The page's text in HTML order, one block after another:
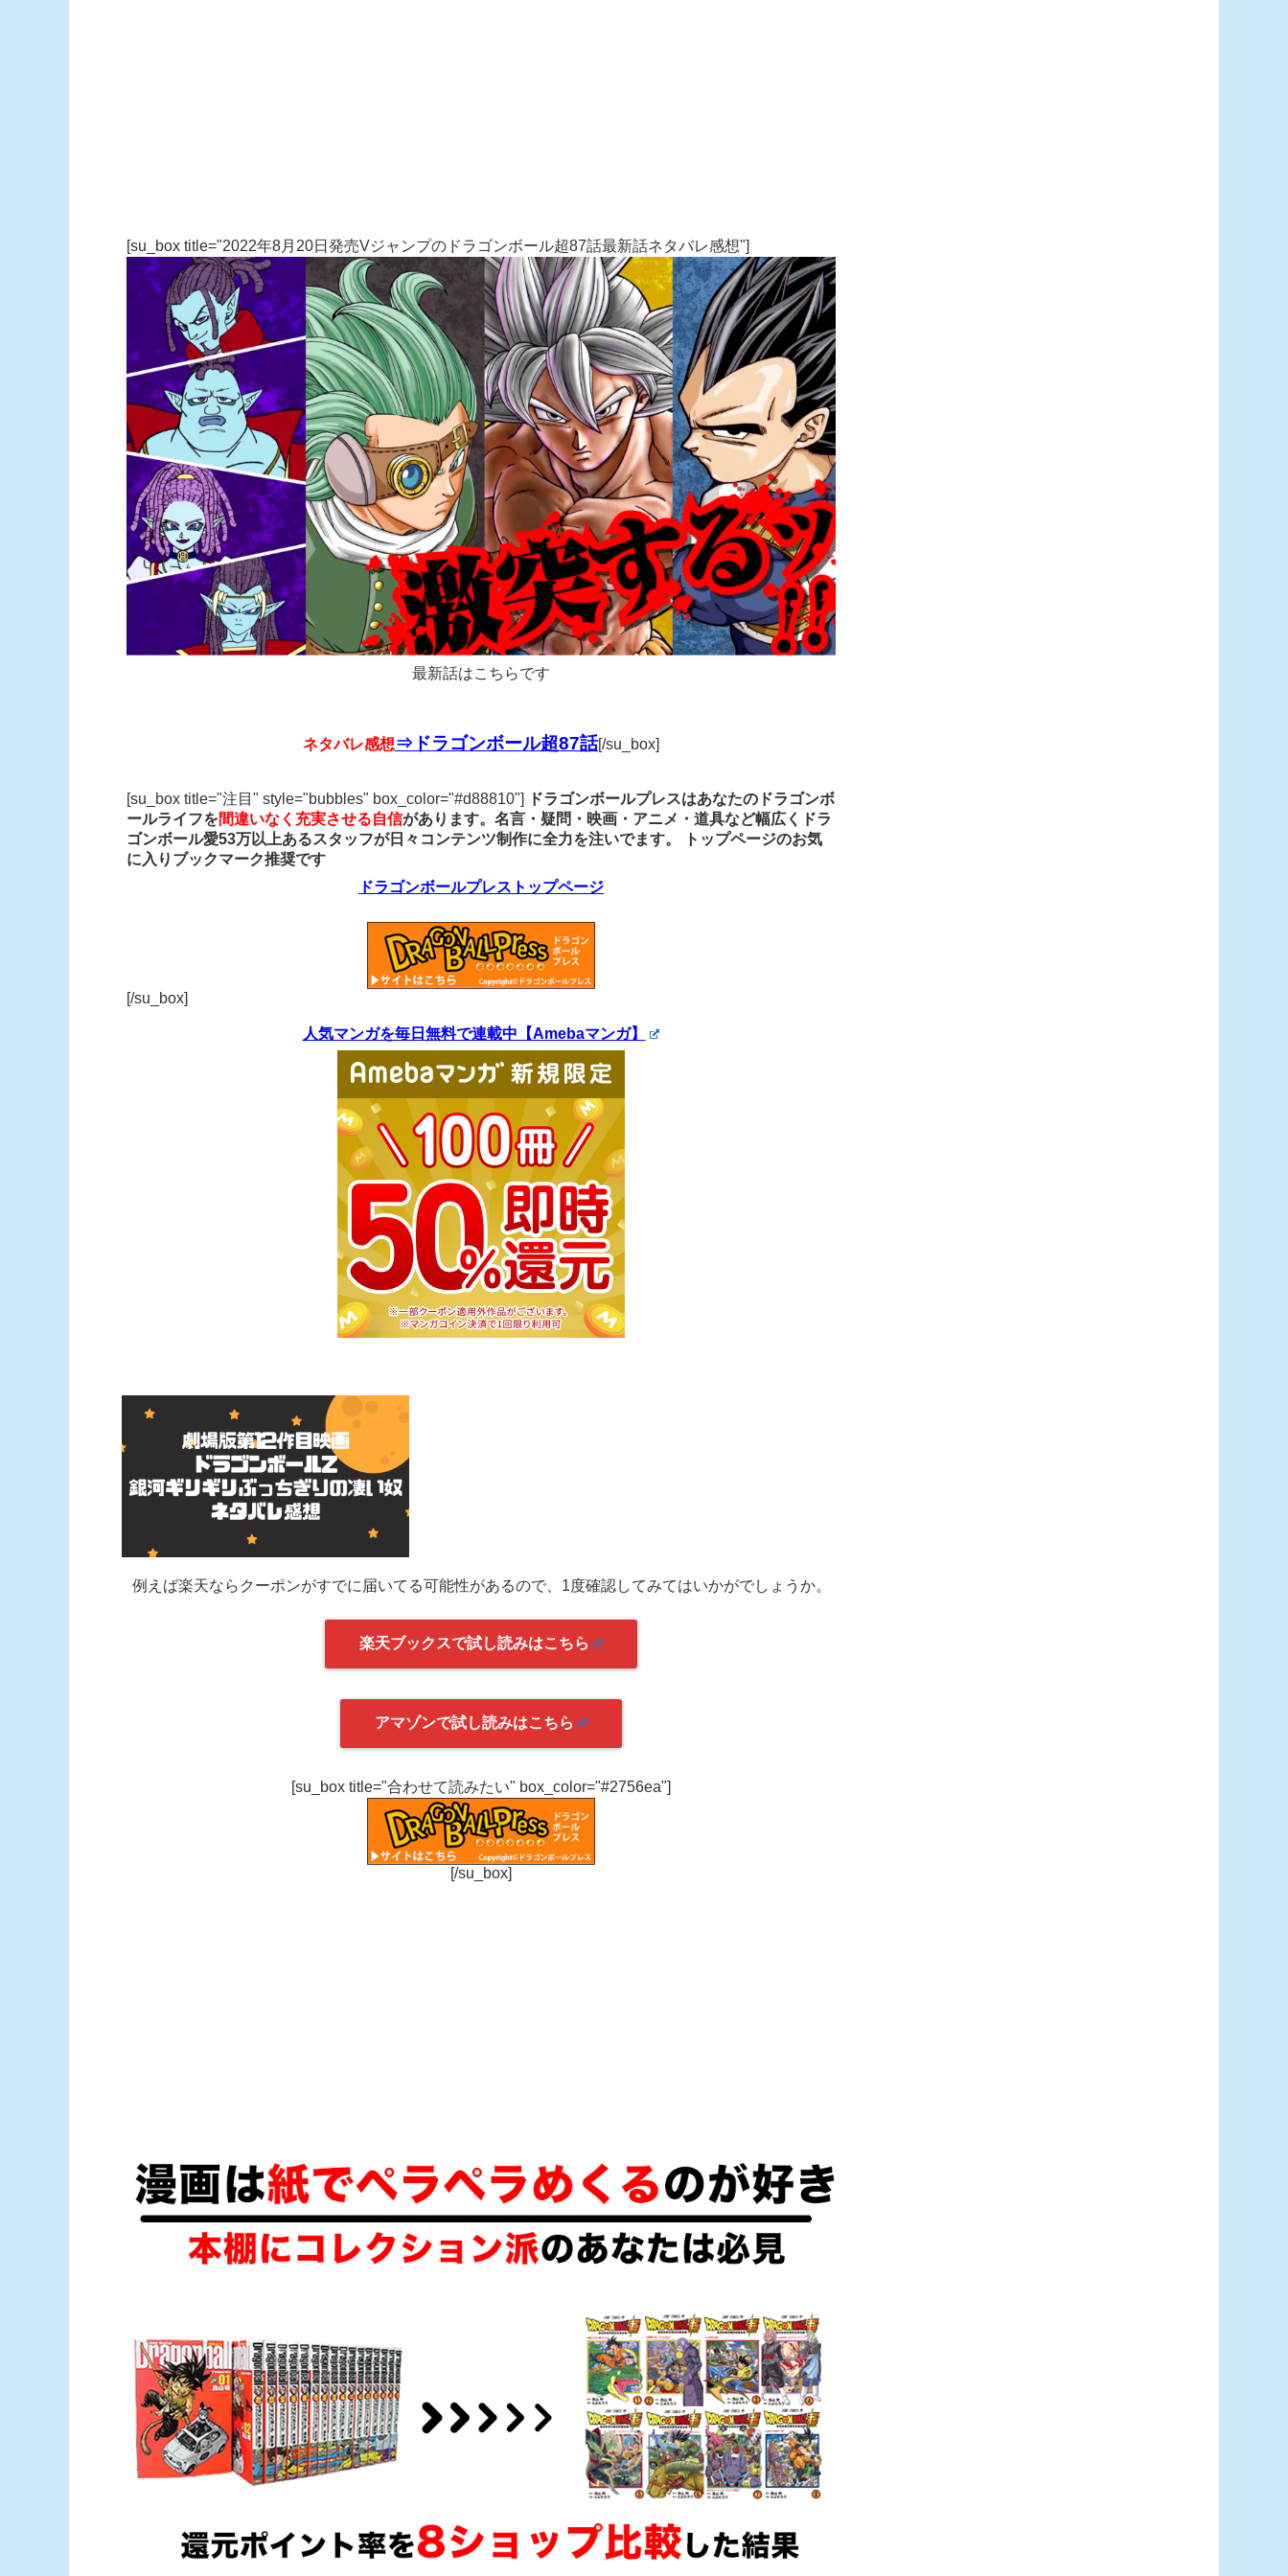
[su_box title="2022年8月20日発売Vジャンプのドラゴンボール超87話最新話ネタバレ感想"]
最新話はこちらです
ネタバレ感想⇒ドラゴンボール超87話[/su_box]
[su_box title="注目" style="bubbles" box_color="#d88810"]
ドラゴンボールプレスはあなたのドラゴンボ
ールライフを間違いなく充実させる自信があります。名言・疑問・映画・アニメ・道具など幅広くドラ
ゴンボール愛53万以上あるスタッフが日々コンテンツ制作に全力を注いでます。
トップページのお気
に入りブックマーク推奨です
ドラゴンボールプレストップページ
[/su_box]
人気マンガを毎日無料で連載中【Amebaマンガ】
例えば楽天ならクーポンがすでに届いてる可能性があるので、1度確認してみてはいかがでしょうか。
楽天ブックスで試し読みはこちら
アマゾンで試し読みはこちら
[su_box title="合わせて読みたい" box_color="#2756ea"]
[/su_box]